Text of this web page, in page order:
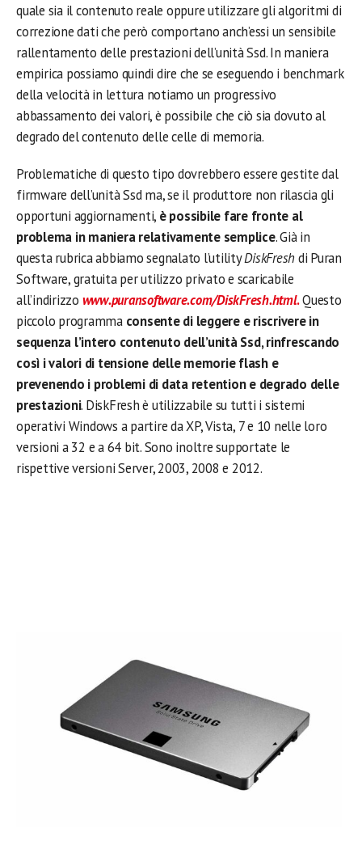
quale sia il contenuto reale oppure utilizzare gli algoritmi di
correzione dati che però comportano anch’essi un sensibile
rallentamento delle prestazioni dell’unità Ssd. In maniera
empirica possiamo quindi dire che se eseguendo i benchmark
della velocità in lettura notiamo un progressivo
abbassamento dei valori, è possibile che ciò sia dovuto al
degrado del contenuto delle celle di memoria.
Problematiche di questo tipo dovrebbero essere gestite dal
firmware dell’unità Ssd ma, se il produttore non rilascia gli
opportuni aggiornamenti, è possibile fare fronte al
problema in maniera relativamente semplice. Già in
questa rubrica abbiamo segnalato l’utilityDiskFresh di Puran
Software, gratuita per utilizzo privato e scaricabile
all’indirizzo www.puransoftware.com/DiskFresh.html.Questo
piccolo programma consente di leggere e riscrivere in
sequenza l’intero contenuto dell’unità Ssd, rinfrescando
così i valori di tensione delle memorie flash e
prevenendo i problemi di data retention e degrado delle
prestazioni. DiskFresh è utilizzabile su tutti i sistemi
operativi Windows a partire da XP, Vista, 7 e 10 nelle loro
versioni a 32 e a 64 bit. Sono inoltre supportate le
rispettive versioni Server, 2003, 2008 e 2012.